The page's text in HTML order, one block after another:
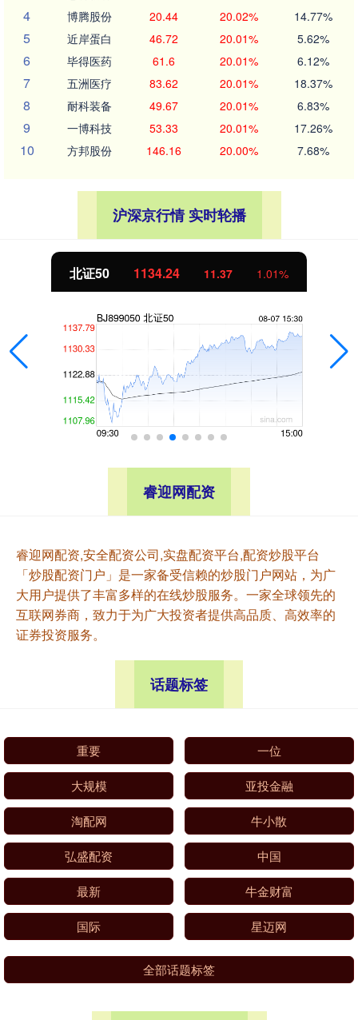
4 博腾股份 20.44 20.02% 14.77%
5 近岸蛋白 46.72 20.01% 5.62%
6 毕得医药 61.6 20.01% 6.12%
7 五洲医疗 83.62 20.01% 18.37%
8 耐科装备 49.67 20.01% 6.83%
9 一博科技 53.33 20.01% 17.26%
10 方邦股份 146.16 20.00% 7.68%
沪深京行情 实时轮播
北证50 1134.24 11.37 1.01%
睿迎网配资
睿迎网配资,安全配资公司,实盘配资平台,配资炒股平台
「炒股配资门户」是一家备受信赖的炒股门户网站，为广
大用户提供了丰富多样的在线炒股服务。一家全球领先的
互联网券商，致力于为广大投资者提供高品质、高效率的
证券投资服务。
话题标签
重要 一位
大规模 亚投金融
淘配网 牛小散
弘盛配资 中国
最新 牛金财富
国际 星迈网
全部话题标签